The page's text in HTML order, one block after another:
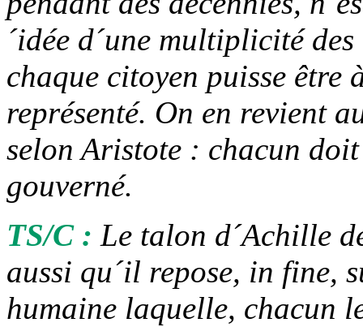
´idée d´une multiplicité
chaque citoyen puisse être
représenté. On en revient
selon Aristote : chacun
gouverné.
TS/C : Le talon d´Achille
aussi qu´il repose, in fine,
humaine laquelle, chacun